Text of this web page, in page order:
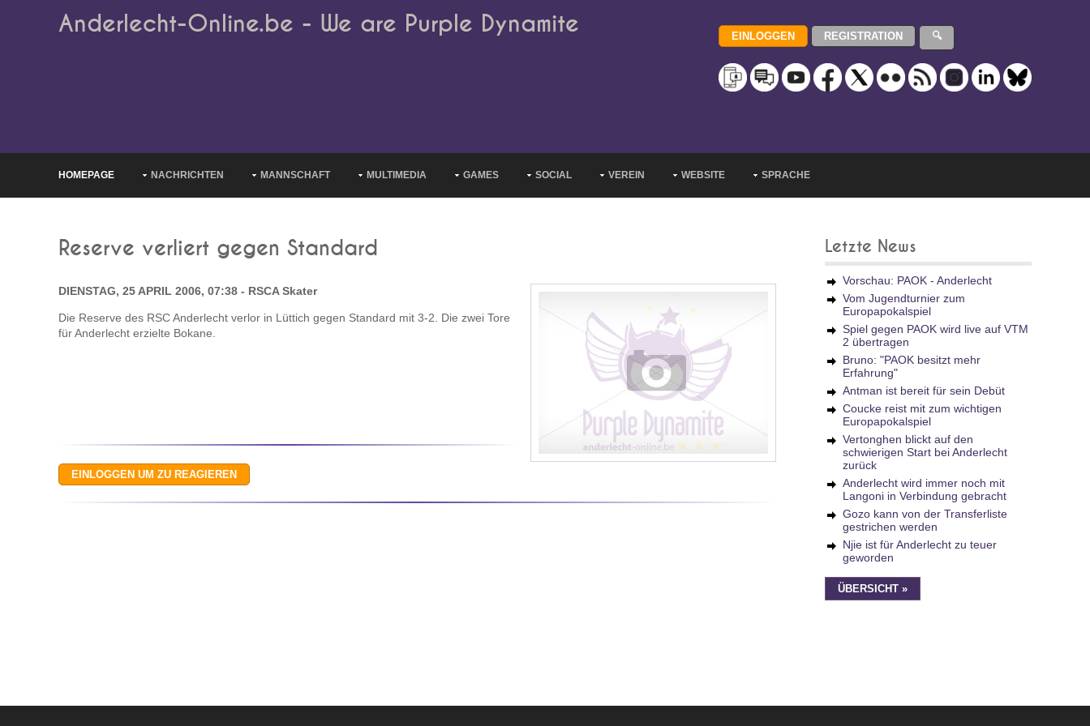
Anderlecht-Online.be - We are Purple Dynamite
HOMEPAGE NACHRICHTEN MANNSCHAFT MULTIMEDIA GAMES SOCIAL VEREIN WEBSITE SPRACHE
Reserve verliert gegen Standard
DIENSTAG, 25 APRIL 2006, 07:38 - RSCA Skater
Die Reserve des RSC Anderlecht verlor in Lüttich gegen Standard mit 3-2. Die zwei Tore
für Anderlecht erzielte Bokane.
Letzte News
Vorschau: PAOK - Anderlecht
Vom Jugendturnier zum
Europapokalspiel
Spiel gegen PAOK wird live auf VTM
2 übertragen
Bruno: "PAOK besitzt mehr
Erfahrung"
Antman ist bereit für sein Debüt
Coucke reist mit zum wichtigen
Europapokalspiel
Vertonghen blickt auf den
schwierigen Start bei Anderlecht
zurück
Anderlecht wird immer noch mit
Langoni in Verbindung gebracht
Gozo kann von der Transferliste
gestrichen werden
Njie ist für Anderlecht zu teuer
geworden
ÜBERSICHT »